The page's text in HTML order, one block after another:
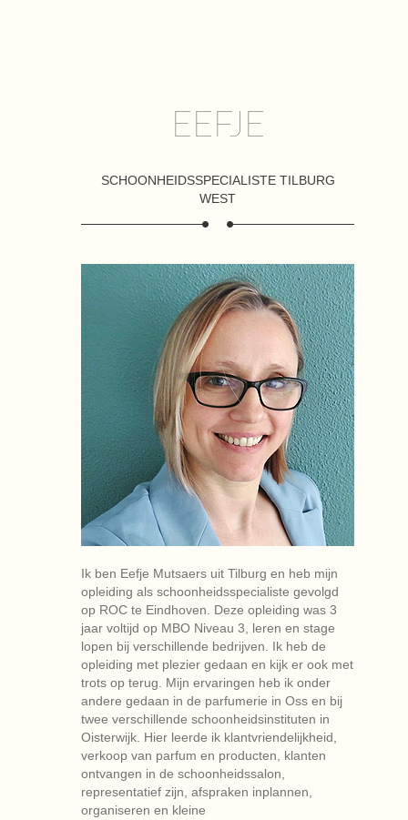
EEFJE
SCHOONHEIDSSPECIALISTE TILBURG
WEST
Ik ben Eefje Mutsaers uit Tilburg en heb mijn
opleiding als schoonheidsspecialiste gevolgd
op ROC te Eindhoven. Deze opleiding was 3
jaar voltijd op MBO Niveau 3, leren en stage
lopen bij verschillende bedrijven. Ik heb de
opleiding met plezier gedaan en kijk er ook met
trots op terug. Mijn ervaringen heb ik onder
andere gedaan in de parfumerie in Oss en bij
twee verschillende schoonheidsinstituten in
Oisterwijk. Hier leerde ik klantvriendelijkheid,
verkoop van parfum en producten, klanten
ontvangen in de schoonheidssalon,
representatief zijn, afspraken inplannen,
organiseren en kleine